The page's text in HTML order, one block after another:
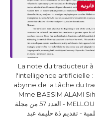
La note du traducteur
l'intelligence artificielle :
abyme de la tâche du
Mme BASSIM ALAMI
MELLOUKI Ismail - العدد 57 من مجلة
- تقديم ذة حليمة عبد